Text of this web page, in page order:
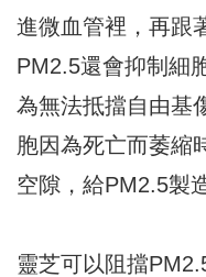
進微血管裡，再跟
PM2.5還會抑制細
為無法抵擋自由基
胞因為死亡而萎縮
空隙，給PM2.5製
靈芝可以阻擋